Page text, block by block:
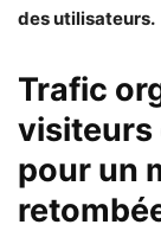
des utilisateurs.
Trafic
visiteurs
pour un